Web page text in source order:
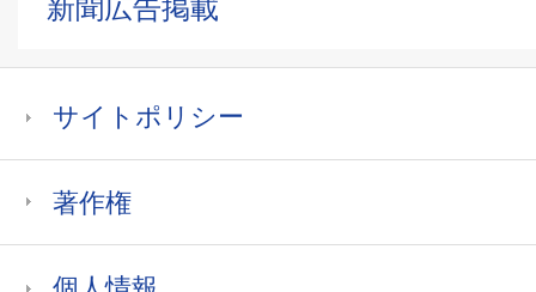
新聞広告掲載
サイトポリシー
著作権